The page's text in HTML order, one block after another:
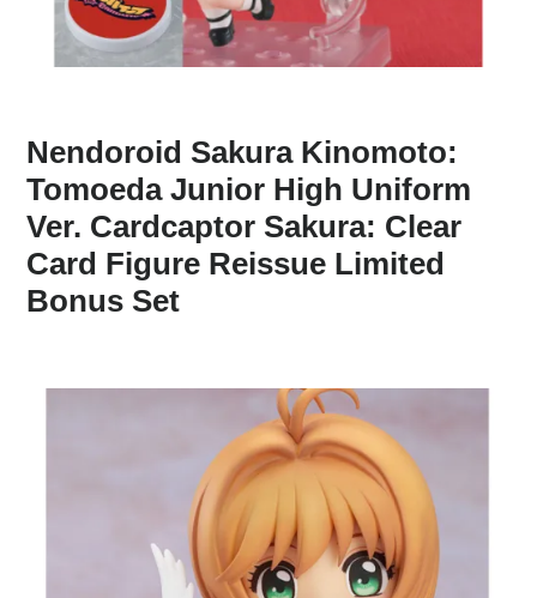
Nendoroid Sakura Kinomoto:
Tomoeda Junior High Uniform
Ver. Cardcaptor Sakura: Clear
Card Figure Reissue Limited
Bonus Set